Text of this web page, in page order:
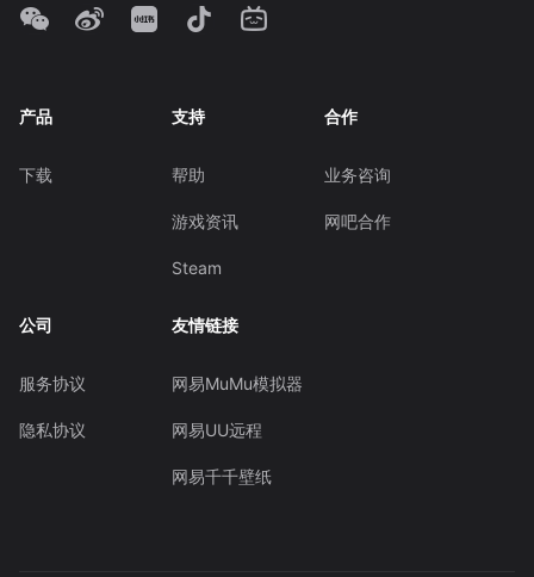
产品
下载
支持
帮助
游戏资讯
Steam
合作
业务咨询
网吧合作
公司
服务协议
隐私协议
友情链接
网易MuMu模拟器
网易UU远程
网易千千壁纸